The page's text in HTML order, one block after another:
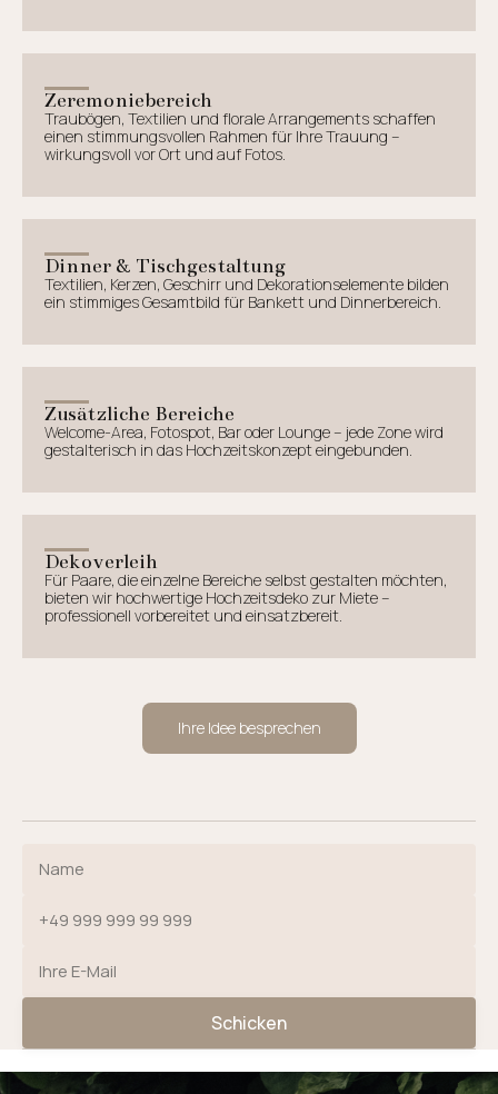
Zeremoniebereich
Traubögen, Textilien und florale Arrangements schaffen
einen stimmungsvollen Rahmen für Ihre Trauung –
wirkungsvoll vor Ort und auf Fotos.
Dinner & Tischgestaltung
Textilien, Kerzen, Geschirr und Dekorationselemente bilden
ein stimmiges Gesamtbild für Bankett und Dinnerbereich.
Zusätzliche Bereiche
Welcome-Area, Fotospot, Bar oder Lounge – jede Zone wird
gestalterisch in das Hochzeitskonzept eingebunden.
Dekoverleih
Für Paare, die einzelne Bereiche selbst gestalten möchten,
bieten wir hochwertige Hochzeitsdeko zur Miete –
professionell vorbereitet und einsatzbereit.
Ihre Idee besprechen
Schicken